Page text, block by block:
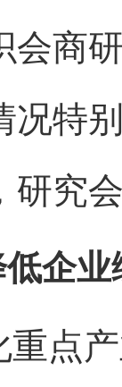
会商
况特
研究
企
重点